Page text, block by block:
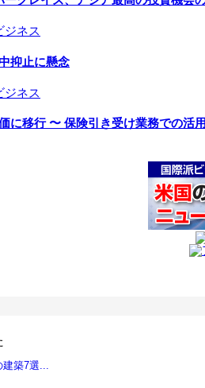
ジネス
抑止に懸念
ジネス
に移行 〜 保険引き受け業務での活
建築7選...